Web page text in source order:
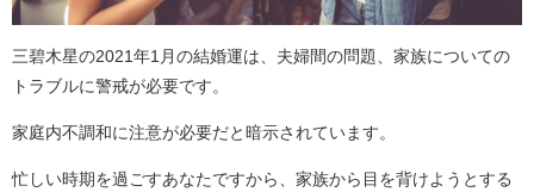
三碧木星の2021年1月の結婚運は、夫婦間の問題、家族についての
トラブルに警戒が必要です。
家庭内不調和に注意が必要だと暗示されています。
忙しい時期を過ごすあなたですから、家族から目を背けようとする